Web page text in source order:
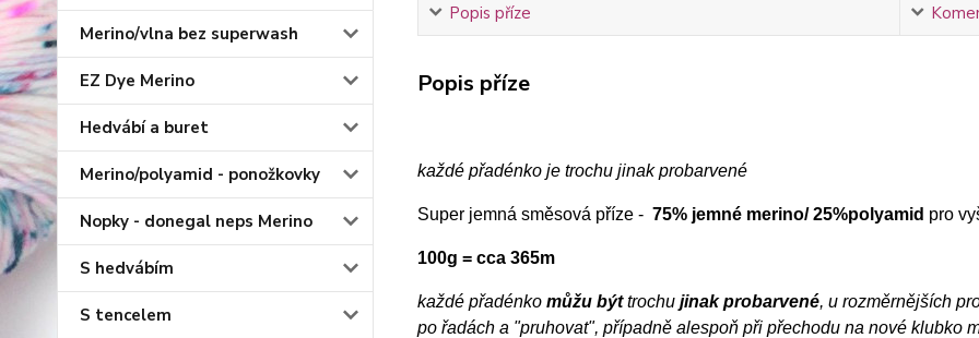
Merino/vlna bez superwash
EZ Dye Merino
Hedvábí a buret
Merino/polyamid - ponožkovky
Nopky - donegal neps Merino
S hedvábím
S tencelem
Popis příze
Popis příze
každé přadénko je trochu jinak probarvené
Super jemná směsová příze - 75% jemné merino/ 25%polyamid pro
100g = cca 365m
každé přadénkomůžu býttrochu jinak probarvené, u rozměrnějších
po řadách a "pruhovat", případně alespoň při přechodu na nové klubko